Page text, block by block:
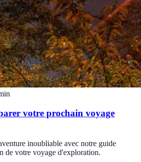
votre prochain voyage
inoubliable avec notre guide
de votre voyage d'exploration.